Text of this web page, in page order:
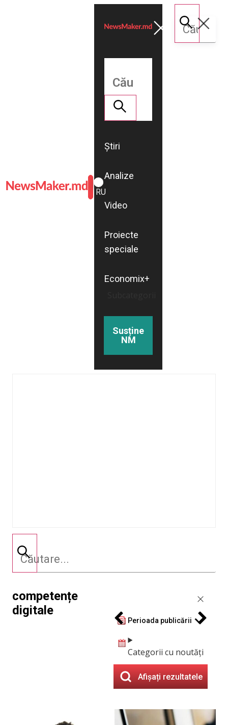
ROMÂNĂ
RU
Știri
Analize
Video
Proiecte
speciale
Economix+
Susține
NM
competențe
digitale
Perioada publicării
Categorii cu noutăți
Afișați rezultatele